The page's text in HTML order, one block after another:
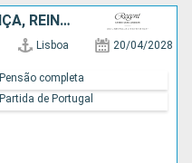
PORTUGAL, ESPANHA, FRANÇA, REINO UNIDO
Lisboa 20/04/2028
Pensão completa
Partida de Portugal